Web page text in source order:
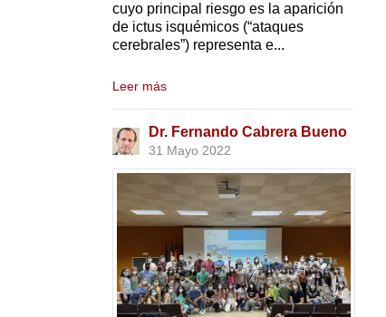
cuyo principal riesgo es la aparición
de ictus isquémicos (“ataques
cerebrales”) representa e...
Leer más
Dr. Fernando Cabrera Bueno
31 Mayo 2022